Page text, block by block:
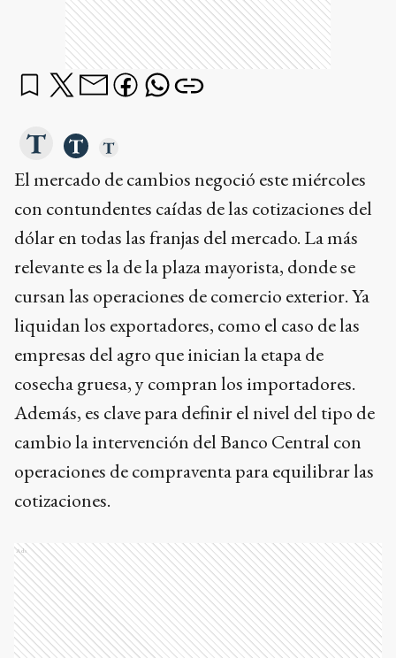
El mercado de cambios negoció este miércoles
con contundentes caídas de las cotizaciones del
dólar en todas las franjas del mercado. La más
relevante es la de la plaza mayorista, donde se
cursan las operaciones de comercio exterior. Ya
liquidan los exportadores, como el caso de las
empresas del agro que inician la etapa de
cosecha gruesa, y compran los importadores.
Además, es clave para definir el nivel del tipo de
cambio la intervención del Banco Central con
operaciones de compraventa para equilibrar las
cotizaciones.
Ads